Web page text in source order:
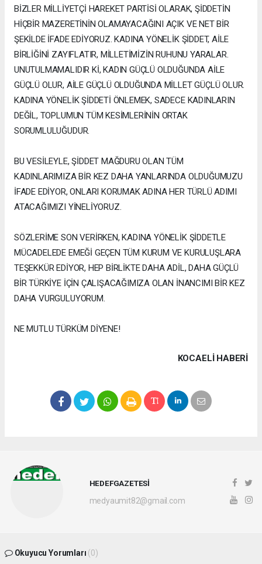
BİZLER MİLLİYETÇİ HAREKET PARTİSİ OLARAK, ŞİDDETİN
HİÇBİR MAZERETİNİN OLAMAYACAĞINI AÇIK VE NET BİR
ŞEKİLDE İFADE EDİYORUZ. KADINA YÖNELİK ŞİDDET, AİLE
BİRLİĞİNİ ZAYIFLATIR, MİLLETİMİZİN RUHUNU YARALAR.
UNUTULMAMALIDIR Kİ, KADIN GÜÇLÜ OLDUĞUNDA AİLE
GÜÇLÜ OLUR, AİLE GÜÇLÜ OLDUĞUNDA MİLLET GÜÇLÜ OLUR.
KADINA YÖNELİK ŞİDDETİ ÖNLEMEK, SADECE KADINLARIN
DEĞİL, TOPLUMUN TÜM KESİMLERİNİN ORTAK
SORUMLULUĞUDUR.
BU VESİLEYLE, ŞİDDET MAĞDURU OLAN TÜM
KADINLARIMIZA BİR KEZ DAHA YANLARINDA OLDUĞUMUZU
İFADE EDİYOR, ONLARI KORUMAK ADINA HER TÜRLÜ ADIMI
ATACAĞIMIZI YİNELİYORUZ.
SÖZLERİME SON VERİRKEN, KADINA YÖNELİK ŞİDDETLE
MÜCADELEDE EMEĞİ GEÇEN TÜM KURUM VE KURULUŞLARA
TEŞEKKÜR EDİYOR, HEP BİRLİKTE DAHA ADİL, DAHA GÜÇLÜ
BİR TÜRKİYE İÇİN ÇALIŞACAĞIMIZA OLAN İNANCIMI BİR KEZ
DAHA VURGULUYORUM.
NE MUTLU TÜRKÜM DİYENE!
KOCAELI HABERİ
HEDEFGAZETESİ
medyaumit82@gmail.com
Okuyucu Yorumları (0)